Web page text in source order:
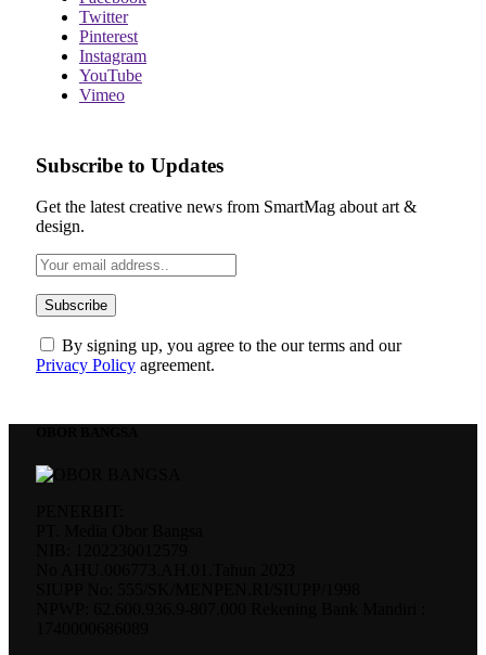
Twitter
Pinterest
Instagram
YouTube
Vimeo
Subscribe to Updates
Get the latest creative news from SmartMag about art &
design.
By signing up, you agree to the our terms and our
Privacy Policy agreement.